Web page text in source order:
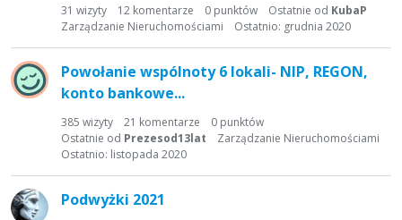
31 wizyty 12 komentarze 0 punktów Ostatnie od KubaP
Ostatnio: grudnia 2020
Zarządzanie Nieruchomościami
Powołanie wspólnoty 6 lokali- NIP, REGON,
konto bankowe...
385 wizyty 21 komentarze 0 punktów
Ostatnie od Prezesod13lat
Ostatnio: listopada 2020
Zarządzanie Nieruchomościami
Podwyżki 2021